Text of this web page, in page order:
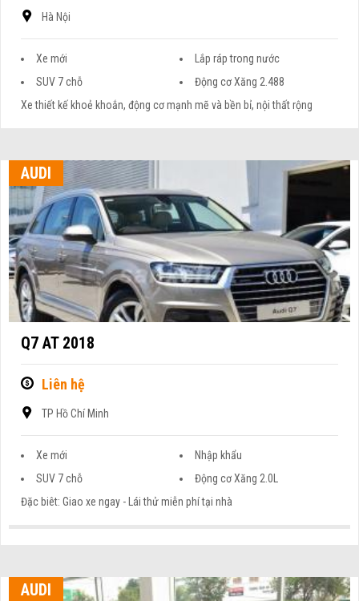
Hà Nội
Xe mới
Lắp ráp trong nước
SUV 7 chỗ
Động cơ Xăng 2.488
Xe thiết kế khoẻ khoắn, động cơ mạnh mẽ và bền bỉ, nội thất rộng
AUDI
Q7 AT 2018
Liên hệ
TP Hồ Chí Minh
Xe mới
Nhập khẩu
SUV 7 chỗ
Động cơ Xăng 2.0L
Đặc biêt: Giao xe ngay - Lái thử miễn phí tại nhà
AUDI